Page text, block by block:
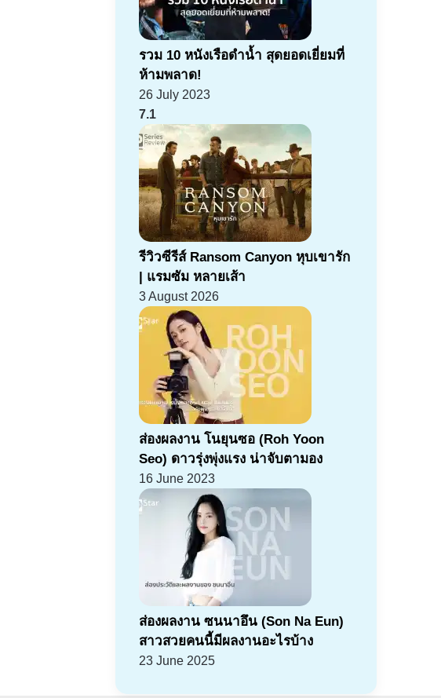
รวม 10 หนังเรือดำน้ำ สุดยอดเยี่ยมที่
ห้ามพลาด!
26 July 2023
7.1
รีวิวซีรีส์ Ransom Canyon หุบเขารัก
| แรมซัม หลายเส้า
3 August 2026
ส่องผลงาน โนยุนซอ (Roh Yoon
Seo) ดาวรุ่งพุ่งแรง น่าจับตามอง
16 June 2023
ส่องผลงาน ซนนาอึน (Son Na Eun)
สาวสวยคนนี้มีผลงานอะไรบ้าง
23 June 2025